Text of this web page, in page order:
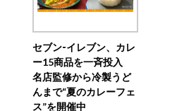
セブン‐イレブン、カレ
ー15商品を一斉投入
名店監修から冷製うど
んまで“夏のカレーフェ
ス”を開催中